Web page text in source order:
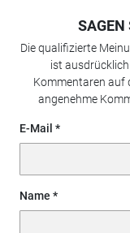
SAGEN
Die qualifizierte
ist
Kommentaren auf
angenehme
E-Mail
Name